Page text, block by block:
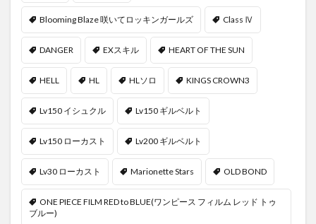
Blooming Blaze 咲いてロッキンガールズ Class Ⅳ
DANGER EXスキル HEART OF THE SUN
HELL HL HLソロ KINGS CROWN3
Lv150 イシュクル Lv150 ギルベルト
Lv150 ローカスト Lv200 ギルベルト
Lv30 ローカスト Marionette Stars OLD BOND
ONE PIECE FILM RED to BLUE(ワンピース フィルム レッド トゥ
ブルー)